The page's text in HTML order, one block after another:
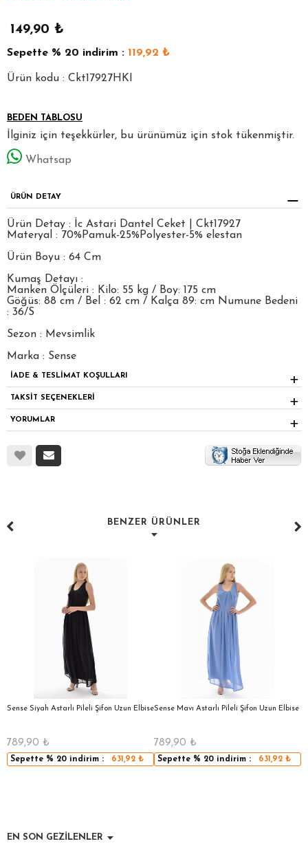
149,90 ₺
Sepette % 20 indirim : 119,92 ₺
Ürün kodu : Ckt17927HKI
BEDEN TABLOSU
İlginiz için teşekkürler, bu ürünümüz için stok tükenmiştir.
Whatsap
ÜRÜN DETAY
Ürün Detay : İc Astari Dantel Ceket | Ckt17927
Materyal : 70%Pamuk-25%Polyester-5% elestan
Ürün Boyu : 64 Cm
Kumaş Detayı :
Manken Ölçüleri : Kilo: 55 kg / Boy: 175 cm
Göğüs: 88 cm / Bel : 62 cm / Kalça 89: cm Numune Bedeni
: 36/S
Sezon : Mevsimlik
Marka : Sense
İADE & TESLİMAT KOŞULLARI
TAKSİT SEÇENEKLERİ
YORUMLAR
BENZER ÜRÜNLER
Sense Siyah Astarlı Pileli Şifon Uzun Elbise
789,90 ₺
Sepette % 20 indirim : 631,92₺
Sense Mavı Astarlı Pileli Şifon Uzun Elbise
789,90 ₺
Sepette % 20 indirim : 631,92₺
EN SON GEZİLENLER